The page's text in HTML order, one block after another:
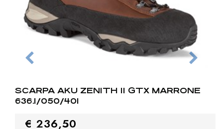
SCARPA AKU ZENITH II GTX MARRONE
636.1/050/401
€ 236,50